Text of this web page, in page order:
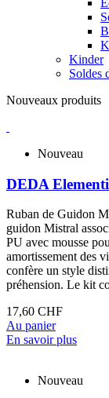
Kinder
Soldes
Nouveaux produits
Nouveau
DEDA
Ruban de Guidon
guidon Mistral
PU avec mousse
amortissement des
confère un style
préhension. Le kit
17,60 CHF
Au panier
En savoir plus
Nouveau